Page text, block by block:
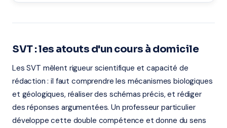
SVT : les atouts d'un cours à domicile
Les SVT mêlent rigueur scientifique et capacité de
rédaction : il faut comprendre les mécanismes biologiques
et géologiques, réaliser des schémas précis, et rédiger
des réponses argumentées. Un professeur particulier
développe cette double compétence et donne du sens